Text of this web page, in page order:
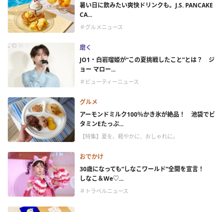
暑い日に飲みたい爽快ドリンクも。J.S. PANCAKE
CA...
＃グルメニュース
磨く
JO1・白岩瑠姫が“この夏挑戦したこと”とは？ ジ
ョー マロー...
＃ビューティーニュース
グルメ
アーモンドミルク100％かき氷が絶品！ 池袋でビ
タミンEたっぷ...
【特集】夏を、軽やかに、おしゃれに。
おでかけ
30歳になっても“しなこワールド”全開を宣言！
しなこ＆We♡...
＃トラベルニュース